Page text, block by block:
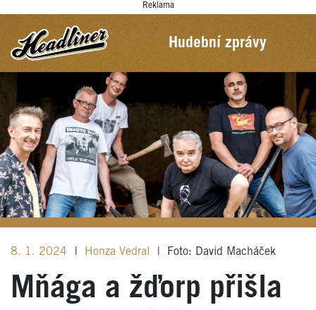
Reklama
Hudební zprávy
8. 1. 2024 Honza Vedral Foto: David Macháček
Mňága a žďorp přišla